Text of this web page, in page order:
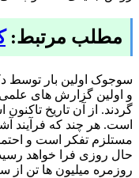
مطلب مرتبط:
سوجوک اولین بار توسط
گردند. از آن تاریخ
است. هر چند که فرآیند
مستلزم تفکر است و
حال روزی فرا خواهد
روزمره میلیون ها تن